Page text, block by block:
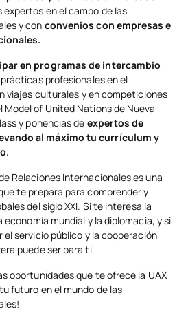
expertos en el campo de las
y con convenios con empresas e
en programas de intercambio
profesionales en el
viajes culturales y en competiciones
of United Nations de Nueva
y ponencias de expertos de
al máximo tu currículum y
Relaciones Internacionales es una
te prepara para comprender y
del siglo XXI. Si te interesa la
mundial y la diplomacia, y si
servicio público y la cooperación
puede ser para ti.
oportunidades que te ofrece la UAX
futuro en el mundo de las